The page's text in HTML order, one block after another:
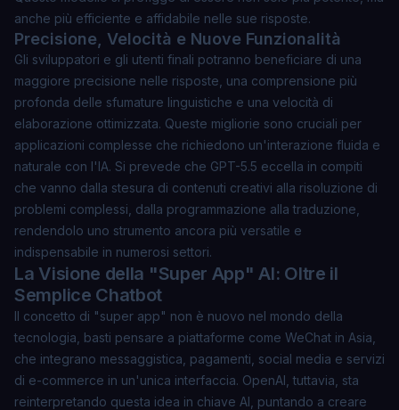
anche più efficiente e affidabile nelle sue risposte.
Precisione, Velocità e Nuove Funzionalità
Gli sviluppatori e gli utenti finali potranno beneficiare di una
maggiore precisione nelle risposte , una comprensione più
profonda delle sfumature linguistiche e una velocità di
elaborazione ottimizzata. Queste migliorie sono cruciali per
applicazioni complesse che richiedono un'interazione fluida e
naturale con l'IA. Si prevede che GPT-5.5 eccella in compiti
che vanno dalla stesura di contenuti creativi alla risoluzione di
problemi complessi, dalla programmazione alla traduzione,
rendendolo uno strumento ancora più versatile e
indispensabile in numerosi settori.
La Visione della "Super App" AI: Oltre il
Semplice Chatbot
Il concetto di "super app" non è nuovo nel mondo della
tecnologia, basti pensare a piattaforme come WeChat in Asia,
che integrano messaggistica, pagamenti, social media e servizi
di e-commerce in un'unica interfaccia. OpenAI, tuttavia, sta
reinterpretando questa idea in chiave AI, puntando a creare